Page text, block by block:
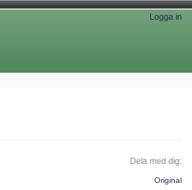
Logga in
Dela med dig:
Original